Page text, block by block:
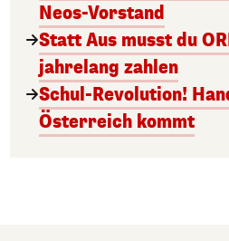
Neos-Vorstand
Statt Aus musst du
jahrelang zahlen
Schul-Revolution!
Österreich kommt